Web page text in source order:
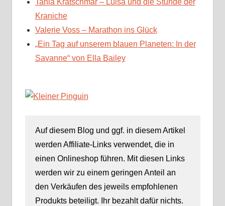
Tania Krätschmar – Luisa und die Stunde der
Kraniche
Valerie Voss – Marathon ins Glück
„Ein Tag auf unserem blauen Planeten: In der
Savanne“ von Ella Bailey
Auf diesem Blog und ggf. in diesem Artikel
werden Affiliate-Links verwendet, die in
einen Onlineshop führen. Mit diesen Links
werden wir zu einem geringen Anteil an
den Verkäufen des jeweils empfohlenen
Produkts beteiligt. Ihr bezahlt dafür nichts.